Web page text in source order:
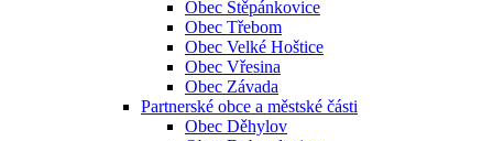
Obec Štěpánkovice
Obec Třebom
Obec Velké Hoštice
Obec Vřesina
Obec Závada
Partnerské obce a městské části
Obec Děhylov